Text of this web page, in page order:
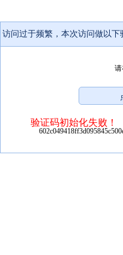
访问过于频繁，本次访问做以下
验证码初始化失败！